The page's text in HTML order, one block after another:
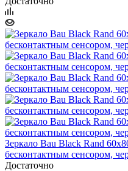
Зеркало Bau Black Rand
бесконтактным сенсором,
Достаточно